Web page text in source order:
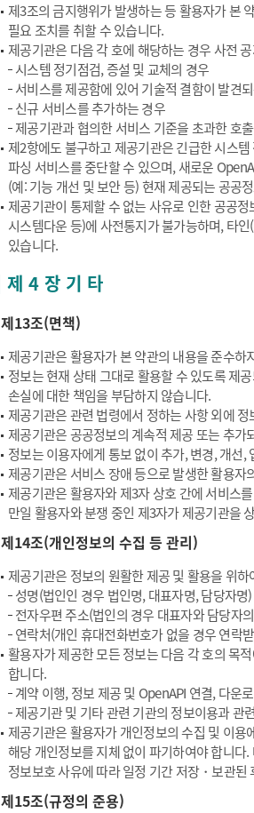
제3조의 금지행위가 발생하는 등 활용자가 본
필요 조치를 취할 수 있습니다.
제공기관은 다음 각 호에 해당하는 경우 사전
시스템 정기점검, 증설 및 교체의 경우
서비스를 제공함에 있어 기술적 결함이 발견
신규 서비스를 추가하는 경우
제공기관과 협의한 서비스 기준을 초과한 호
제2항에도 불구하고 제공기관은 긴급한 시스
파싱 서비스를 중단할 수 있으며, 새로운
(예: 기능 개선 및 보안 등) 현재 제공되는 공공
제공기관이 통제할 수 없는 사유로 인한 공공
시스템다운 등)에 사전통지가 불가능하며, 타
있습니다.
제 4 장 기 타
제13조(면책)
제공기관은 활용자가 본 약관의 내용을 준수
정보는 현재 상태 그대로 활용할 수 있도록 제
손실에 대한 책임을 부담하지 않습니다.
제공기관은 관련 법령에서 정하는 사항 외에
제공기관은 공공정보의 계속적 제공 또는 추
정보는 이용자에게 통보 없이 추가, 변경, 개선,
제공기관은 서비스 장애 등으로 발생한 활용자
제공기관은 활용자와 제3자 상호 간에 서비스
만일 활용자와 분쟁 중인 제3자가 제공기관을
제14조(개인정보의 수집 등 관리)
제공기관은 정보의 원활한 제공 및 활용을 위
성명(법인인 경우 법인명, 대표자명, 담당자명)
전자우편 주소(법인의 경우 대표자와 담당자
연락처(개인 휴대전화번호가 없을 경우 연락
활용자가 제공한 모든 정보는 다음 각 호의 목
합니다.
계약 이행, 정보 제공 및 OpenAPI 연결, 다운
제공기관 및 기타 관련 기관의 정보이용과 관
제공기관은 활용자가 개인정보의 수집 및 이
해당 개인정보를 지체 없이 파기하여야 합니
정보보호 사유에 따라 일정 기간 저장・보관된
제15조(규정의 준용)